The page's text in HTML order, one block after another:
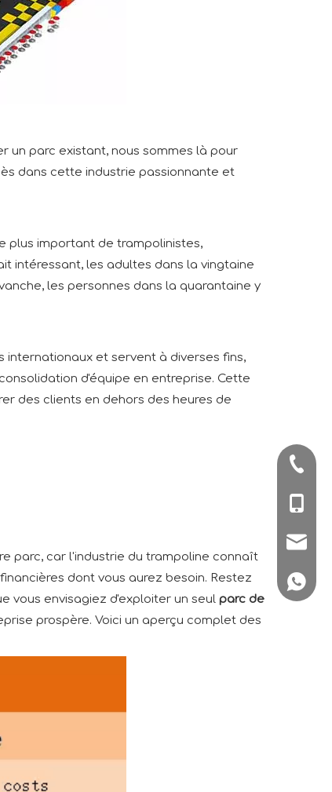
un parc existant, nous sommes là pour
dans cette industrie passionnante et
plus important de trampolinistes,
intéressant, les adultes dans la vingtaine
les personnes dans la quarantaine y
internationaux et servent à diverses fins,
d'équipe en entreprise. Cette
des clients en dehors des heures de
parc, car l'industrie du trampoline connaît
dont vous aurez besoin. Restez
vous envisagiez d'exploiter un seul parc de
prospère. Voici un aperçu complet des
+86-